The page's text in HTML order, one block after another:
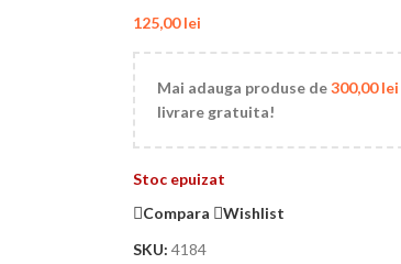
125,00lei
Mai adauga produse de300,00lei
livrare gratuita!
Stoc epuizat
Compara
Wishlist
SKU: 4184